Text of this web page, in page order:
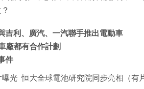
吉利、廣汽、一汽聯手推出電動車
廠都有合作計劃
件
曝光 恒大全球電池研究院同步亮相（有